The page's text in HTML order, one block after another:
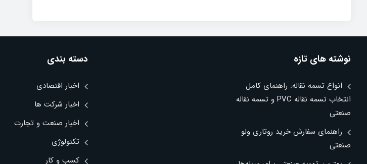
نوشته های تازه
انواع تسمه نقاله: راهنمای کامل
انتخاب تسمه نقاله PVC و تسمه نقاله
صنعتی
راهنمای سفارش خرید روتاری ولو
صنعتی
دسته بندی
اخبار اقتصادی
اخبار شرکت ها
اخبار صنعت و تجارت
تکنولوژی
کسب و کار